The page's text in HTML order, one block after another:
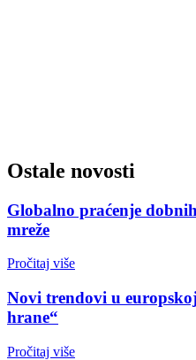
Ostale novosti
Globalno praćenje
mreže
Pročitaj više
Novi trendovi u
hrane“
Pročitaj više